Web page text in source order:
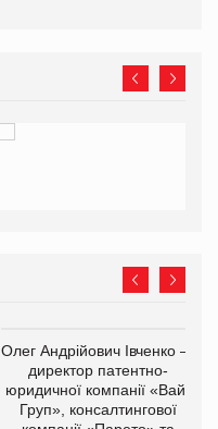
Олег Андрійович Івченко —
директор патентно-
юридичної компанії «Вайз
Груп», консалтингової